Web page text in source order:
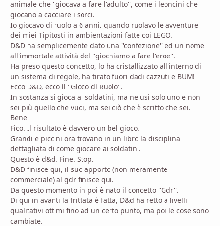
animale che ''giocava a fare l'adulto'', come i leoncini che
giocano a cacciare i sorci.
Io giocavo di ruolo a 6 anni, quando ruolavo le avventure
dei miei Tipitosti in ambientazioni fatte coi LEGO.
D&D ha semplicemente dato una ''confezione'' ed un nome
all'immortale attività del ''giochiamo a fare l'eroe''.
Ha preso questo concetto, lo ha cristallizzato all'interno di
un sistema di regole, ha tirato fuori dadi cazzuti e BUM!
Ecco D&D, ecco il ''Gioco di Ruolo''.
In sostanza si gioca ai soldatini, ma ne usi solo uno e non
sei più quello che vuoi, ma sei ciò che è scritto che sei.
Bene.
Fico. Il risultato è davvero un bel gioco.
Grandi e piccini ora trovano in un libro la disciplina
dettagliata di come giocare ai soldatini.
Questo è d&d. Fine. Stop.
D&D finisce qui, il suo apporto (non meramente
commerciale) al gdr finisce qui.
Da questo momento in poi è nato il concetto ''Gdr''.
Di qui in avanti la frittata è fatta, D&d ha retto a livelli
qualitativi ottimi fino ad un certo punto, ma poi le cose sono
cambiate.